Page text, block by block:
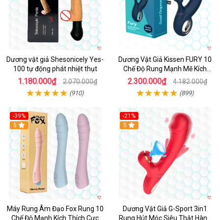
Dương vật giả Shesonicely Yes-
100 tự động phát nhiệt thụt
1.180.000₫ 2.070.000₫
(910)
Dương Vật Giả Kissen FURY 10
Chế Độ Rung Mạnh Mẽ Kích
Thích
2.300.000₫ 4.182.000₫
(899)
-39%
Hot
5
Máy Rung Âm Đạo Fox Rung 10
Chế Độ Mạnh Kích Thích Cực
-21%
Hot
5
Dương Vật Giả G-Sport 3in1
Rung Hút Móc Siêu Thật Hàng